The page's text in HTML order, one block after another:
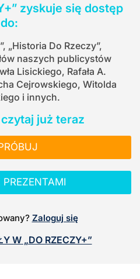
zyskuje się dostęp
do:
„Historia Do Rzeczy”,
naszych publicystów
Lisickiego, Rafała A.
Cejrowskiego, Witolda
i innych.
już teraz
PREZENTAMI
Zaloguj się
W „DO RZECZY+”